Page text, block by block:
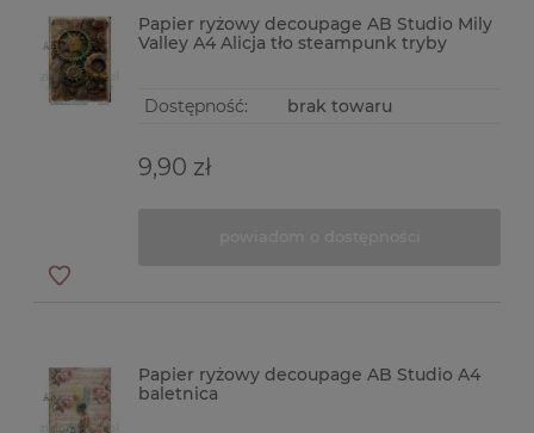
Papier ryżowy decoupage AB Studio Mily
Valley A4 Alicja tło steampunk tryby
Dostępność: brak towaru
9,90 zł
Papier ryżowy decoupage AB Studio A4
baletnica